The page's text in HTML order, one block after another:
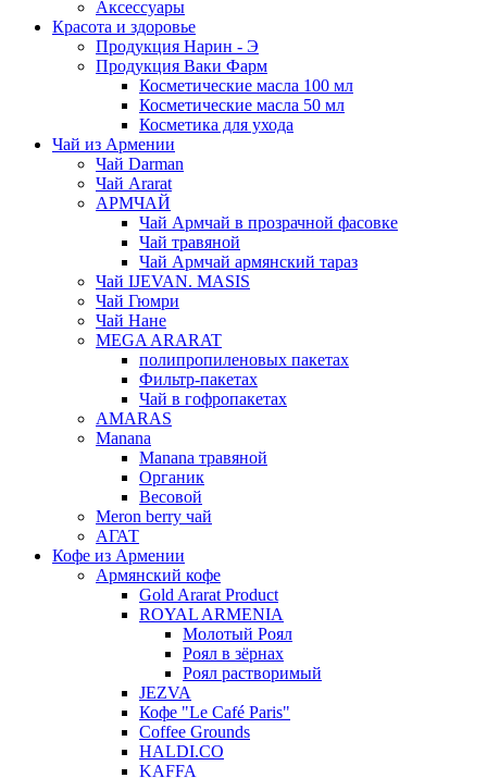
Аксессуары
Красота и здоровье
Продукция Нарин - Э
Продукция Ваки Фарм
Косметические масла 100 мл
Косметические масла 50 мл
Косметика для ухода
Чай из Армении
Чай Darman
Чай Ararat
АРМЧАЙ
Чай Армчай в прозрачной фасовке
Чай травяной
Чай Армчай армянский тараз
Чай IJEVAN. MASIS
Чай Гюмри
Чай Нане
MEGA ARARAT
полипропиленовых пакетах
Фильтр-пакетах
Чай в гофропакетах
AMARAS
Manana
Manana травяной
Органик
Весовой
Meron berry чай
АГАТ
Кофе из Армении
Армянский кофе
Gold Ararat Product
ROYAL ARMENIA
Молотый Роял
Роял в зёрнах
Роял растворимый
JEZVA
Кофе "Le Café Paris"
Coffee Grounds
HALDI.CO
KAFFA